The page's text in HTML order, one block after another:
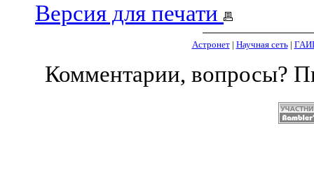
Версия для печати
Астронет| Научная сеть|
Комментарии, вопросы?